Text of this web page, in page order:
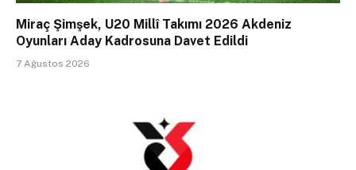
Miraç Şimşek, U20 Millî Takımı 2026 Akdeniz
Oyunları Aday Kadrosuna Davet Edildi
7 Ağustos 2026